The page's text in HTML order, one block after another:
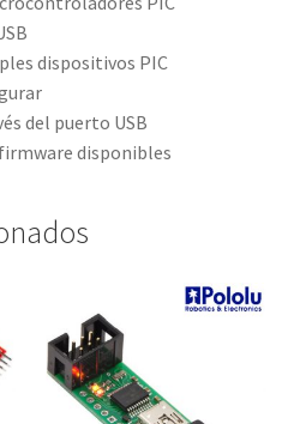
dispositivos PIC
del puerto USB
disponibles